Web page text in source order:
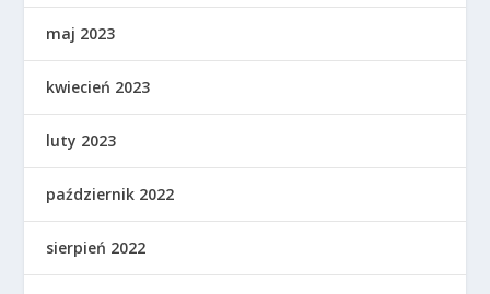
maj 2023
kwiecień 2023
luty 2023
październik 2022
sierpień 2022